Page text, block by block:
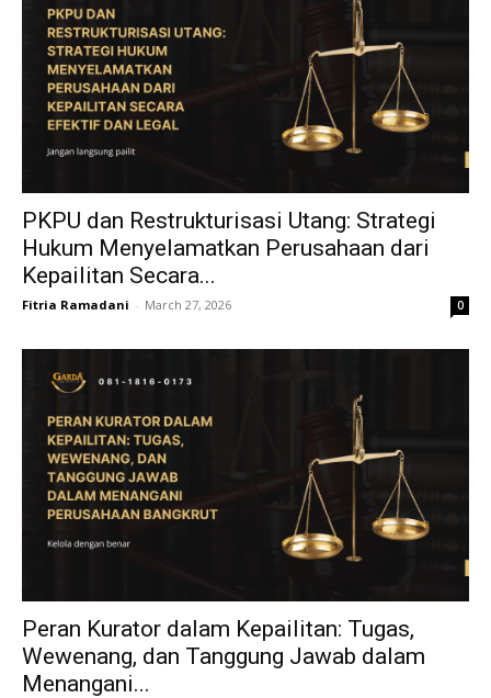
PKPU dan Restrukturisasi Utang: Strategi
Hukum Menyelamatkan Perusahaan dari
Kepailitan Secara...
Fitria Ramadani - March 27, 2026 0
Peran Kurator dalam Kepailitan: Tugas,
Wewenang, dan Tanggung Jawab dalam
Menangani...